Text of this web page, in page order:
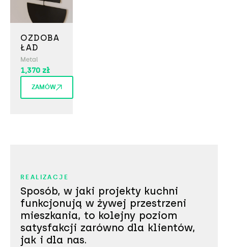
OZDOBA
ŁAD
Metal
1,370 zł
ZAMÓW
REALIZACJE
Sposób, w jaki projekty kuchni
funkcjonują w żywej przestrzeni
mieszkania, to kolejny poziom
satysfakcji zarówno dla klientów,
jak i dla nas.